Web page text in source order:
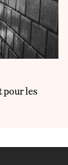
pour les